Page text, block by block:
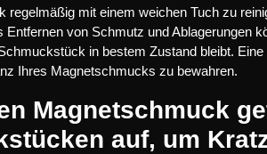
regelmäßig mit einem weichen Tuch zu
Entfernen von Schmutz und Ablagerungen
in bestem Zustand bleibt.
Ihres Magnetschmucks zu bewahren.
Magnetschmuck
auf, um